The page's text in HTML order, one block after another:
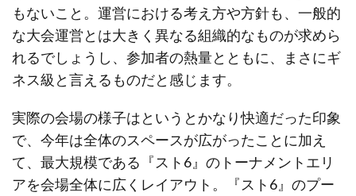
もないこと。運営における考え方や方針も、一般的
な大会運営とは大きく異なる組織的なものが求めら
れるでしょうし、参加者の熱量とともに、まさにギ
ネス級と言えるものだと感じます。
実際の会場の様子はというとかなり快適だった印象
で、今年は全体のスペースが広がったことに加え
て、最大規模である『スト6』のトーナメントエリ
アを会場全体に広くレイアウト。『スト6』のプー